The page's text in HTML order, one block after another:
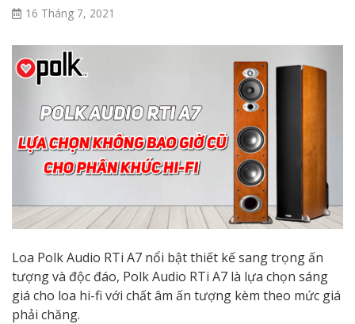
16 Tháng 7, 2021
Loa Polk Audio RTi A7 nổi bật thiết kế sang trọng ấn
tượng và độc đáo, Polk Audio RTi A7 là lựa chọn sáng
giá cho loa hi-fi với chất âm ấn tượng kèm theo mức giá
phải chăng.